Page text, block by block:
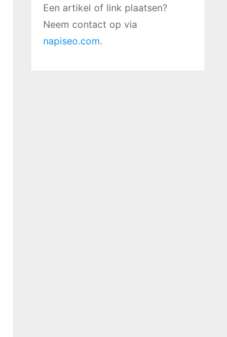
Een artikel of link plaatsen?
Neem contact op via
napiseo.com.